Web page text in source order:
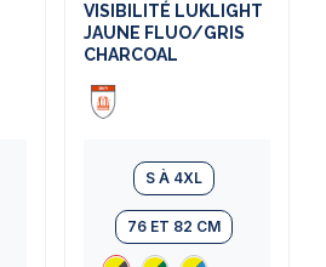
VISIBILITÉ LUKLIGHT
JAUNE FLUO/GRIS
CHARCOAL
S À 4XL
76 ET 82 CM